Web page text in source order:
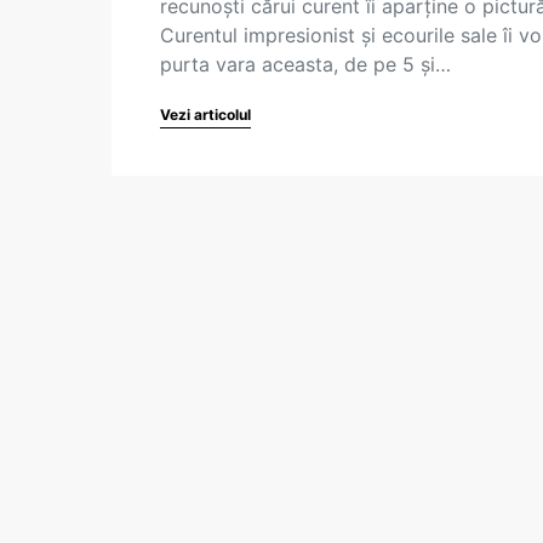
recunoști cărui curent îi aparține o
Curentul impresionist și ecourile sale îi
purta vara aceasta, de pe 5 și…
Vezi articolul